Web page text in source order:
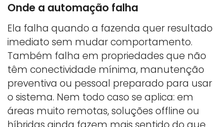
Onde a automação falha
Ela falha quando a fazenda quer resultado
imediato sem mudar comportamento.
Também falha em propriedades que não
têm conectividade mínima, manutenção
preventiva ou pessoal preparado para usar
o sistema. Nem todo caso se aplica: em
áreas muito remotas, soluções offline ou